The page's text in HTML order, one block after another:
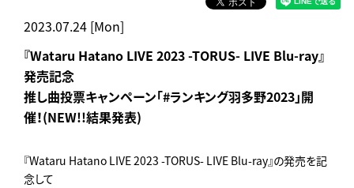
2023.07.24 [Mon]
『Wataru Hatano LIVE 2023 -TORUS- LIVE Blu-ray』
発売記念
推し曲投票キャンペーン「#ランキング羽多野2023」開
催！(NEW!!結果発表)
『Wataru Hatano LIVE 2023 -TORUS- LIVE Blu-ray』の発売を記
念して